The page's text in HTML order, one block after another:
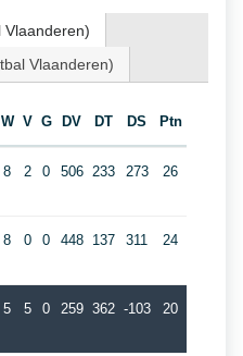
Vlaanderen)
Vlaanderen)
W V G DV DT DS Ptn
8 2 0 506 233 273 26
8 0 0 448 137 311 24
5 5 0 259 362 -103 20